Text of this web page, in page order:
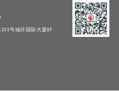
号城开国际大厦8F